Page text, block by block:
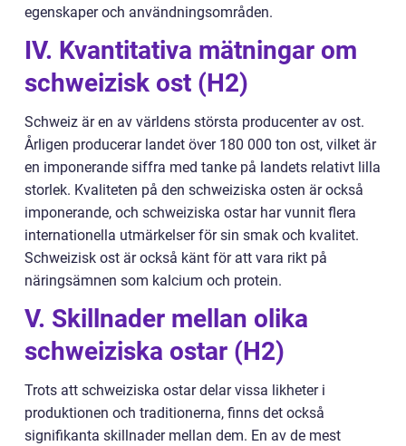
egenskaper och användningsområden.
IV. Kvantitativa mätningar om
schweizisk ost (H2)
Schweiz är en av världens största producenter av ost.
Årligen producerar landet över 180 000 ton ost, vilket är
en imponerande siffra med tanke på landets relativt lilla
storlek. Kvaliteten på den schweiziska osten är också
imponerande, och schweiziska ostar har vunnit flera
internationella utmärkelser för sin smak och kvalitet.
Schweizisk ost är också känt för att vara rikt på
näringsämnen som kalcium och protein.
V. Skillnader mellan olika
schweiziska ostar (H2)
Trots att schweiziska ostar delar vissa likheter i
produktionen och traditionerna, finns det också
signifikanta skillnader mellan dem. En av de mest